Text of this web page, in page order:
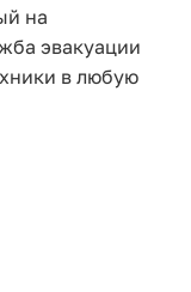
на
эвакуации
в любую